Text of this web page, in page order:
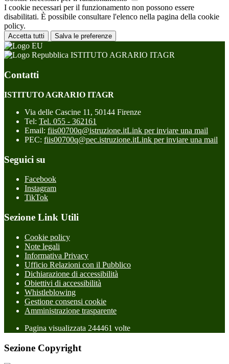
I cookie necessari per il funzionamento non possono essere
disabilitati. È possibile consultare l'elenco nella pagina della cookie
policy.
Accetta tutti Salva le preferenze
ISTITUTO AGRARIO ITAGR
Contatti
ISTITUTO AGRARIO ITAGR
Via delle Cascine 11, 50144 Firenze
Tel: Tel. 055 - 362161
Email: fiis00700q@istruzione.itLink per inviare una mail
PEC: fiis00700q@pec.istruzione.itLink per inviare una mail
Seguici su
Facebook
Instagram
TikTok
Sezione Link Utili
Cookie policy
Note legali
Informativa Privacy
Ufficio Relazioni con il Pubblico
Dichiarazione di accessibilità
Obiettivi di accessibilità
Whistleblowing
Gestione consensi cookie
Amministrazione trasparente
Pagina visualizzata 244461 volte
Sezione Copyright